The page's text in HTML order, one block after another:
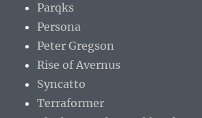
Parqks
Persona
Peter Gregson
Rise of Avernus
Syncatto
Terraformer